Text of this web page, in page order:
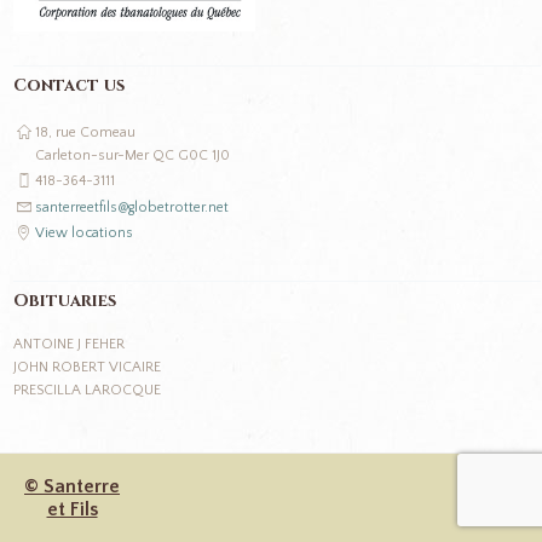
Contact us
18, rue Comeau
Carleton-sur-Mer QC G0C 1J0
418-364-3111
santerreetfils@globetrotter.net
View locations
Obituaries
ANTOINE J FEHER
JOHN ROBERT VICAIRE
PRESCILLA LAROCQUE
© Santerre
et Fils